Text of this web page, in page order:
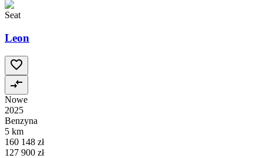
Seat
Leon
Nowe
2025
Benzyna
5 km
160 148 zł
127 900 zł